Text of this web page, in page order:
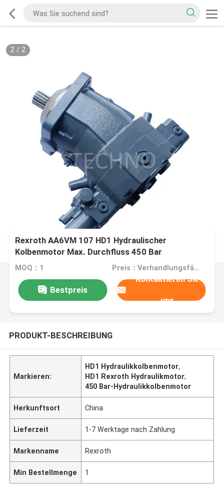
2/ 2
Rexroth AA6VM 107 HD1 Hydraulischer
Kolbenmotor Max. Durchfluss 450 Bar
Spitzendruck
MOQ：1 Preis：Verhandlungsfähig
Bestpreis
Kontaktieren Sie
uns
PRODUKT-BESCHREIBUNG
Markieren:
HD1 Hydraulikkolbenmotor,
HD1 Rexroth Hydraulikmotor,
450 Bar-Hydraulikkolbenmotor
Herkunftsort China
Lieferzeit 1-7 Werktage nach Zahlung
Markenname Rexroth
Min Bestellmenge 1